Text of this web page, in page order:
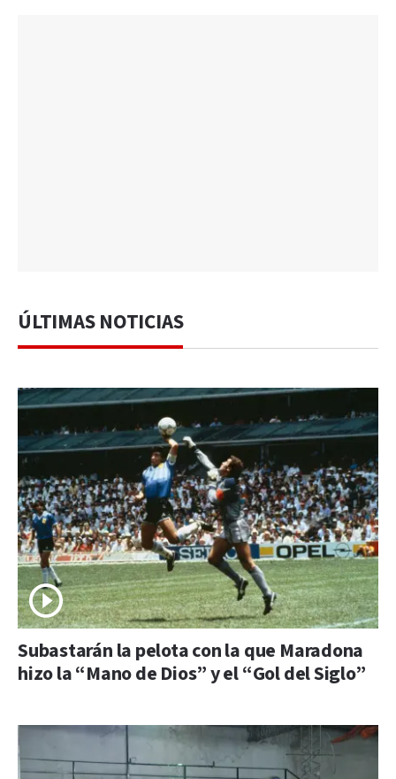
ÚLTIMAS NOTICIAS
Subastarán la pelota con la que Maradona
hizo la “Mano de Dios” y el “Gol del Siglo”